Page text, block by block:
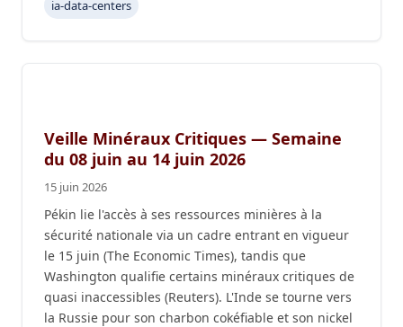
ia-data-centers
Veille Minéraux Critiques — Semaine
du 08 juin au 14 juin 2026
15 juin 2026
Pékin lie l'accès à ses ressources minières à la
sécurité nationale via un cadre entrant en vigueur
le 15 juin (The Economic Times), tandis que
Washington qualifie certains minéraux critiques de
quasi inaccessibles (Reuters). L'Inde se tourne vers
la Russie pour son charbon cokéfiable et son nickel